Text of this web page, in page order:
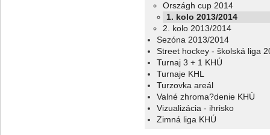
Országh cup 2014
1. kolo 2013/2014
2. kolo 2013/2014
Sezóna 2013/2014
Street hockey - školská liga
Turnaj 3 + 1 KHÚ
Turnaje KHL
Turzovka areál
Valné zhroma?denie KHÚ
Vizualizácia - ihrisko
Zimná liga KHÚ